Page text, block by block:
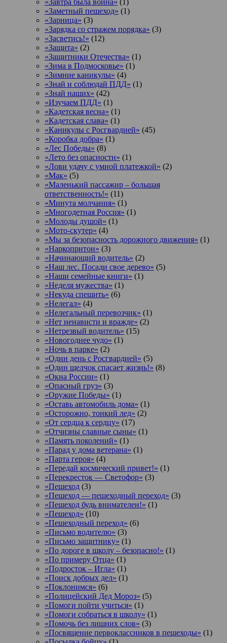
«Заметный пешеход» (1)
«Зарница» (3)
«Зарядка со стражем порядка» (3)
«Засветись!» (12)
«Защита» (2)
«Защитники Отечества» (1)
«Зима в Подмосковье» (1)
«Зимние каникулы» (4)
«Знай и соблюдай ПДД» (1)
«Знай наших» (42)
«Изучаем ПДД» (1)
«Кадетская весна» (1)
«Кадетская слава» (1)
«Каникулы с Росгвардией» (45)
«Коробка добра» (1)
«Лес Победы» (8)
«Лето без опасности» (1)
«Лови удачу с умной платежкой» (2)
«Мак» (5)
«Маленький пассажир – большая
ответственность!» (11)
«Минута молчания» (1)
«Многодетная Россия» (1)
«Молоды душой» (1)
«Мото-скутер» (4)
«Мы за безопасность дорожного движения» (1)
«Наркопритон» (3)
«Начинающий водитель» (2)
«Наш лес. Посади свое дерево» (5)
«Наши семейные книги» (1)
«Неделя мужества» (1)
«Некуда спешить» (6)
«Нелегал» (4)
«Нелегальный перевозчик» (1)
«Нет ненависти и вражде» (2)
«Нетрезвый водитель» (15)
«Новогоднее чудо» (1)
«Ночь в парке» (2)
«Один день с Росгвардией» (5)
«Один щелчок спасает жизнь!» (8)
«Окна России» (1)
«Опасный груз» (3)
«Оружие Победы» (1)
«Оставь автомобиль дома» (1)
«Осторожно, тонкий лед» (2)
«От сердца к сердцу» (17)
«Отчизны славные сыны» (1)
«Память поколений» (1)
«Парад у дома ветерана» (1)
«Парта героя» (4)
«Передай космический привет!» (1)
«Перекресток — Светофор» (3)
«Пешеход (3)
«Пешеход — пешеходный переход» (3)
«Пешеход будь внимателен!» (1)
«Пешеход» (10)
«Пешеходный переход» (6)
«Письмо водителю» (3)
«Письмо защитнику» (1)
«По дороге в школу – безопасно!» (1)
«По примеру Отца» (1)
«Подросток ‒ Игла» (1)
«Поиск добрых дел» (1)
«Поклонимся» (6)
«Полицейский Дед Мороз» (5)
«Помоги пойти учиться» (1)
«Помоги собраться в школу» (1)
«Помочь без лишних слов» (3)
«Посвящение первоклассников в пешеходы» (1)